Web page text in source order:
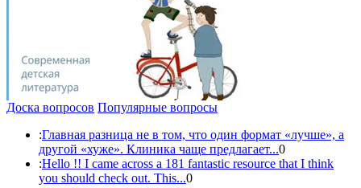
Доска вопросов Популярные вопросы
:Главная разница не в том, что один формат «лучше», а
другой «хуже». Клиника чаще предлагает...0
:Hello !! I came across a 181 fantastic resource that I think
you should check out. This...0